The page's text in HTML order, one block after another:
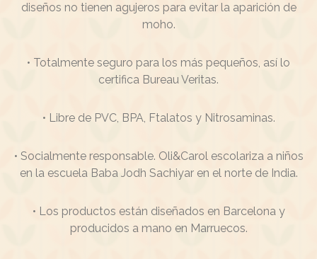
diseños no tienen agujeros para evitar la aparición de
moho.
• Totalmente seguro para los más pequeños, así lo
certifica Bureau Veritas.
• Libre de PVC, BPA, Ftalatos y Nitrosaminas.
• Socialmente responsable. Oli&Carol escolariza a niños
en la escuela Baba Jodh Sachiyar en el norte de India.
• Los productos están diseñados en Barcelona y
producidos a mano en Marruecos.